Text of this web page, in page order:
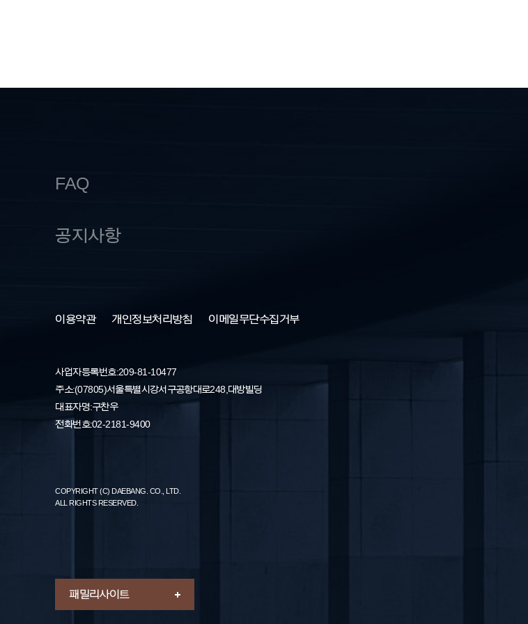
FAQ
공지사항
이용약관 개인정보처리방침 이메일무단수집거부
사업자등록번호: 209-81-10477
주소 : (07805) 서울특별시 강서구 공항대로 248, 대방빌딩
대표자명 : 구찬우
전화번호 : 02-2181-9400
COPYRIGHT (C) DAEBANG. CO., LTD.
ALL RIGHTS RESERVED.
패밀리 사이트